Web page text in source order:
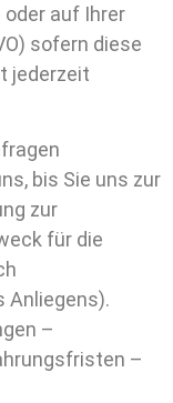
oder auf Ihrer
sofern diese
jederzeit
bis Sie uns zur
zur
für die
Anliegens).
–
–